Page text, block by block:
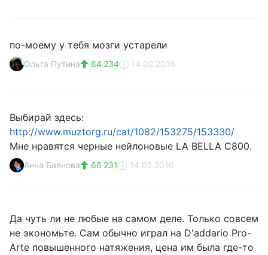
по-моему у тебя мозги устарели
Ольга Путина 84 234 14.02.2016
Выбирай здесь:
http://www.muztorg.ru/cat/1082/153275/153330/
Мне нравятся черные нейлоновые LA BELLA C800.
Анна Баянова 66 231 14.02.2016
Да чуть ли не любые на самом деле. Только совсем
не экономьте. Сам обычно играл на D'addario Pro-
Arte повышенного натяжения, цена им была где-то